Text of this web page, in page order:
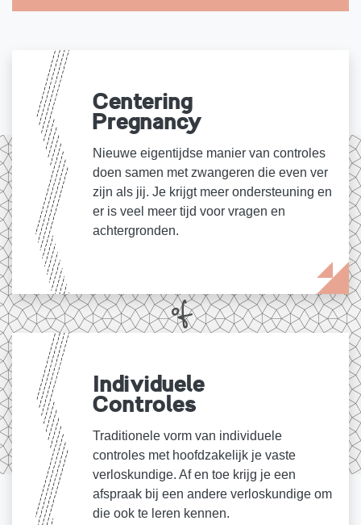
Centering
Pregnancy
Nieuwe eigentijdse manier van controles
doen samen met zwangeren die even ver
zijn als jij. Je krijgt meer ondersteuning en
er is veel meer tijd voor vragen en
achtergronden.
Individuele
Controles
Traditionele vorm van individuele
controles met hoofdzakelijk je vaste
verloskundige. Af en toe krijg je een
afspraak bij een andere verloskundige om
die ook te leren kennen.